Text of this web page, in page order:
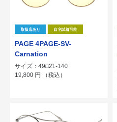
取扱店あり 自宅試着可能
PAGE 4PAGE-SV-
Carnation
サイズ：49□21-140
19,800 円 （税込）